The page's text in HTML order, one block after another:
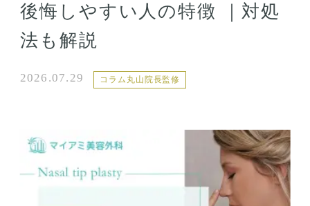
後悔しやすい人の特徴 ｜対処
法も解説
2026.07.29 コラム丸山院長監修